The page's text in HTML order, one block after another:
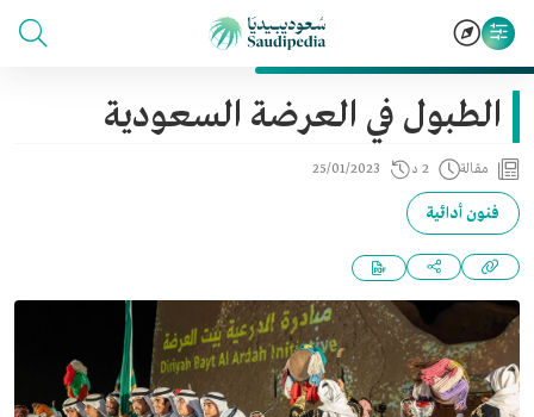
الطبول في العرضة السعودية
مقالة 2 د 25/01/2023
فنون أدائية